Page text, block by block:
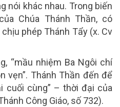
nói khác nhau. Trong biến
Chúa Thánh Thần, có
phép Thánh Tẩy (x. Cv
“mầu nhiệm Ba Ngôi chí
vẹn”. Thánh Thần đến để
cuối cùng” – thời đại của
Công Giáo, số 732).